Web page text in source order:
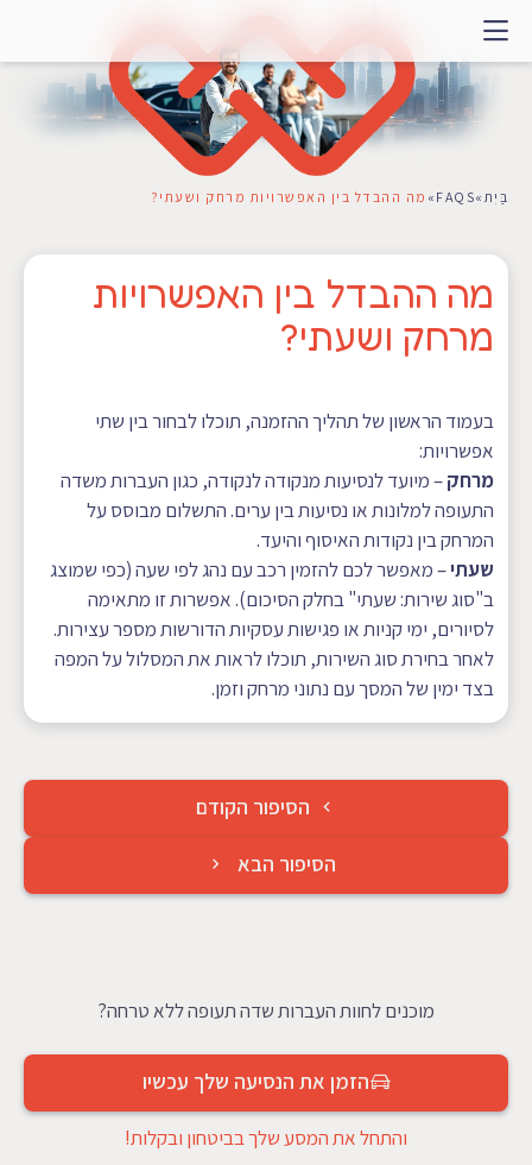
בַּיִת »
FAQS
» מה ההבדל בין האפשרויות מרחק ושעתי?
מה ההבדל בין האפשרויות
מרחק ושעתי?
בעמוד הראשון של תהליך ההזמנה, תוכלו לבחור בין שתי
אפשרויות:
מרחק– מיועד לנסיעות מנקודה לנקודה, כגון העברות משדה
התעופה למלונות או נסיעות בין ערים. התשלום מבוסס על
המרחק בין נקודות האיסוף והיעד.
שעתי– מאפשר לכם להזמין רכב עם נהג לפי שעה (כפי שמוצג
ב"סוג שירות: שעתי" בחלק הסיכום). אפשרות זו מתאימה
לסיורים, ימי קניות או פגישות עסקיות הדורשות מספר עצירות.
לאחר בחירת סוג השירות, תוכלו לראות את המסלול על המפה
בצד ימין של המסך עם נתוני מרחק וזמן.
ניווט הסיפור הקודם
הסיפור הבא
מוכנים לחוות העברות שדה תעופה ללא טרחה?
הזמן את הנסיעה שלך עכשיו
והתחל את המסע שלך בביטחון ובקלות!